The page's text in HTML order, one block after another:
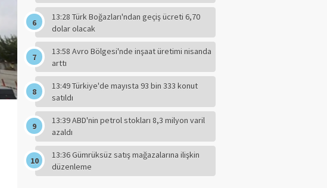
13:28 Türk Boğazları'ndan geçiş ücreti 6,70
dolar olacak
13:58 Avro Bölgesi'nde inşaat üretimi nisanda
arttı
13:49 Türkiye'de mayısta 93 bin 333 konut
satıldı
13:39 ABD'nin petrol stokları 8,3 milyon varil
azaldı
13:36 Gümrüksüz satış mağazalarına ilişkin
düzenleme
F.ALPER GÜLTEPE
CHP'li Başkanın
Dilindeki Kin,
Hafızadaki Gerçeği
Silemez